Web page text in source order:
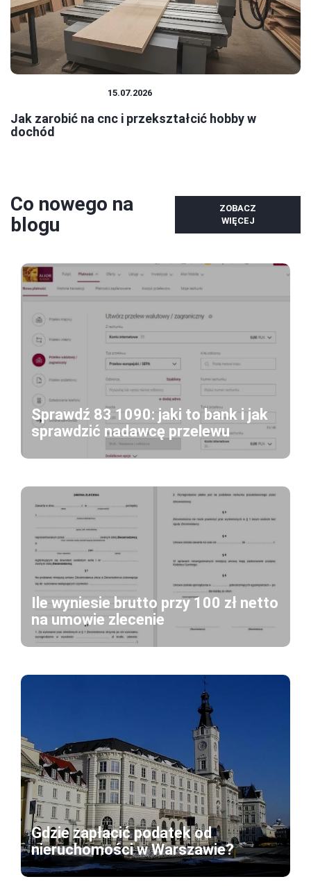
15.07.2026
Jak zarobić na cnc i przekształcić hobby w
dochód
Co nowego na
blogu
ZOBACZ
WIĘCEJ
Sprawdź 83 1090: jaki to bank i jak
sprawdzić nadawcę przelewu
Ile wyniesie brutto przy 100 zł netto
na umowie zlecenie
Gdzie zapłacić podatek od
nieruchomości w Warszawie?